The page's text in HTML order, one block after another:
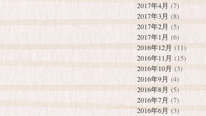
2017年4月 (7)
2017年3月 (8)
2017年2月 (5)
2017年1月 (6)
2016年12月 (11)
2016年11月 (15)
2016年10月 (3)
2016年9月 (4)
2016年8月 (5)
2016年7月 (7)
2016年6月(3)